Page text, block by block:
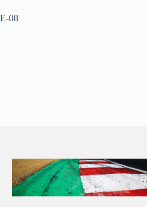
E-08